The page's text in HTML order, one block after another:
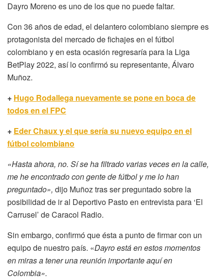
Dayro Moreno es uno de los que no puede faltar.
Con 36 años de edad, el delantero colombiano siempre es
protagonista del mercado de fichajes en el fútbol
colombiano y en esta ocasión regresaría para la Liga
BetPlay 2022, así lo confirmó su representante, Álvaro
Muñoz.
+ Hugo Rodallega nuevamente se pone en boca de
todos en el FPC
+ Eder Chaux y el que sería su nuevo equipo en el
fútbol colombiano
«Hasta ahora, no. Sí se ha filtrado varias veces en la calle,
me he encontrado con gente de fútbol y me lo han
preguntado», dijo Muñoz tras ser preguntado sobre la
posibilidad de ir al Deportivo Pasto en entrevista para ‘El
Carrusel’ de Caracol Radio.
Sin embargo, confirmó que ésta a punto de firmar con un
equipo de nuestro país. «Dayro está en estos momentos
en miras a tener una reunión importante aquí en
Colombia».